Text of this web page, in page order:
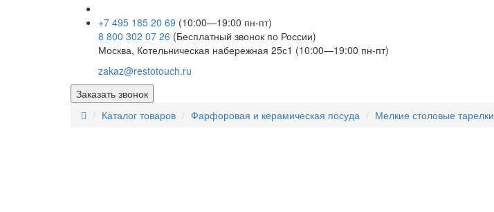
+7 495 185 20 69 (10:00—19:00 пн-пт)
8 800 302 07 26 (Бесплатный звонок по России)
Москва, Котельническая набережная 25с1 (10:00—19:00 пн-пт)
zakaz@restotouch.ru
Заказать звонок
Каталог товаров
Фарфоровая и керамическая посуда Мелкие столовые тарелки